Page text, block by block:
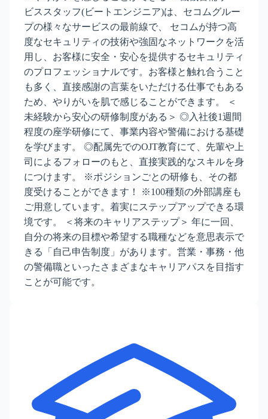
ビススタッフ(ビートエンジニア)は、セコムグルー
プの様々なサービスの最前線で、 セコムが持つ高
度なセキュリティの技術や強固なネットワークを活
用し、お客様に安全・安心を提供するセキュリティ
のプロフェッショナルです。お客様と触れ合うこと
も多く、直接感謝の言葉をいただける仕事でもある
ため、やりがいを肌で感じることができます。 ＜
未経験から安心の研修制度がある＞ ◎入社後1週間
程度の座学研修にて、事業内容や警備における基礎
を学びます。 ◎配属先でのOJT教育にて、先輩や上
司によるフォローのもと、直接実践的なスキルを身
につけます。 ※ポジションごとの研修も、その都
度受けることができます！ ※100種類の外部講座も
ご用意しています。着実にステップアップできる環
境です。 ＜将来のキャリアステップ＞ 年に一回、
自分の将来の目標や希望する職種などを意思表示で
きる「自己申告制度」があります。営業・事務・他
の警備職といったさまざまなキャリアパスを目指す
ことが可能です。